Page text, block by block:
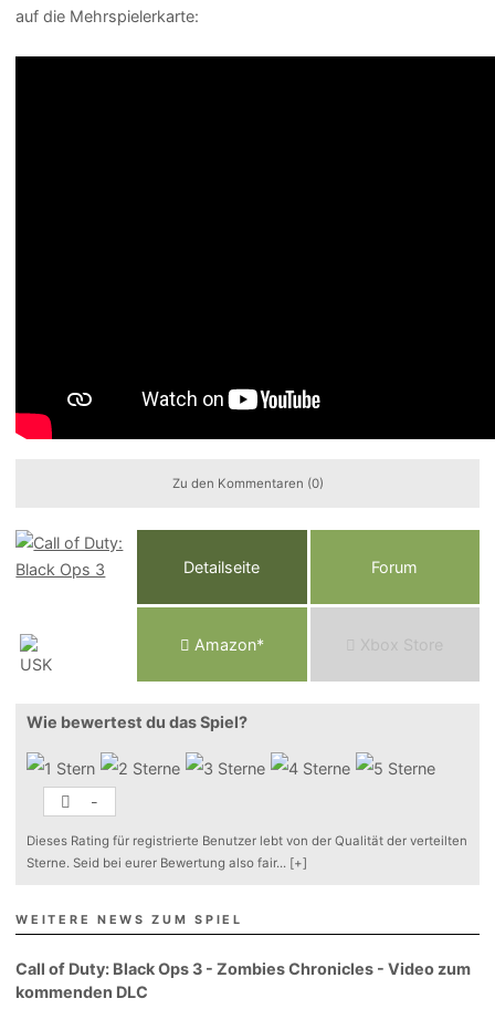
auf die Mehrspielerkarte:
Zu den Kommentaren (0)
Detailseite Forum
Amazon* Xbox Store
Wie bewertest du das Spiel?
-
Dieses Rating für registrierte Benutzer lebt von der Qualität der verteilten
Sterne. Seid bei eurer Bewertung also fair... [+]
WEITERE NEWS ZUM SPIEL
Call of Duty: Black Ops 3 - Zombies Chronicles - Video zum
kommenden DLC